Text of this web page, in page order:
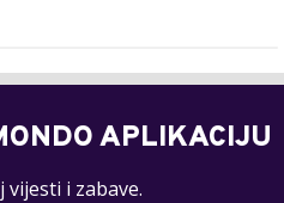
APLIKACIJU
vijesti i zabave.